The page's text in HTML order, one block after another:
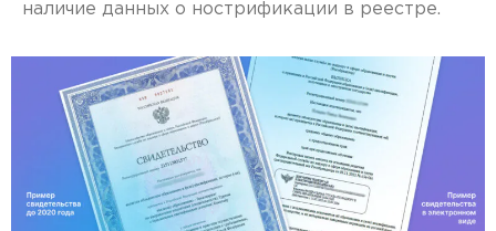
наличие данных о нострификации в реестре.